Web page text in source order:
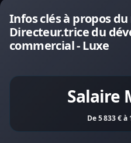
Infos clés à propos
Directeur.trice du
commercial - Luxe
Salaire
De 5 833 € à